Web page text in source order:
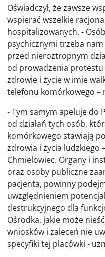
Oświadczył, że zawsze
wspierać wszelkie
hospitalizowanych. -
psychicznymi trzeba
przed nieroztropnym
od prowadzenia protestu
zdrowie i życie w imię
telefonu komórkowego –
- Tym samym apeluję do
od działań tych osób,
komórkowego stawiają
zdrowia i życia ludzkiego
Chmielowiec. Organy i
oraz osoby publiczne
pacjenta, powinny
uwzględnieniem
destrukcyjnego dla
Ośrodka, jakie może
wniosków i zaleceń nie
specyfiki tej placówki -